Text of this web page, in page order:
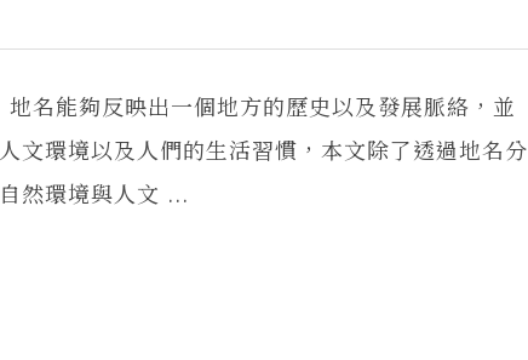
能夠反映出一個地方的歷史以及發展脈絡，並
文環境以及人們的生活習慣，本文除了透過地名分
然環境與人文 ...